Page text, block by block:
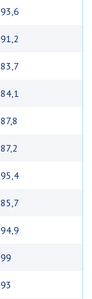
93,6
91,2
83,7
84,1
87,8
87,2
95,4
85,7
94,9
99
93